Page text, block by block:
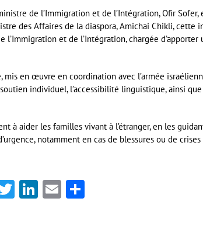
de l’Immigration et de l’Intégration, Ofir
des Affaires de la diaspora, Amichai Chikli,
l’Immigration et de l’Intégration, chargée
mis en œuvre en coordination avec l’armée
individuel, l’accessibilité linguistique, ainsi
à aider les familles vivant à l’étranger, en les
notamment en cas de blessures ou de
Twitter
LinkedIn
Email